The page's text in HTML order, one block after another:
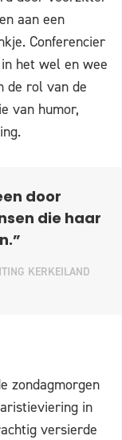
aan een
Conferencier
het wel en wee
de rol van de
van humor,
door
die haar
KERKEILAND
zondagmorgen
in
versierde